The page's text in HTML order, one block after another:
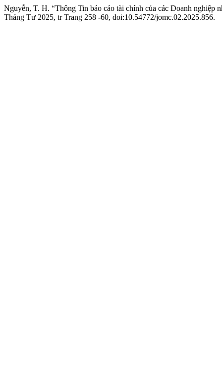
Nguyễn, T. H. “Thông Tin báo cáo tài chính của các Doanh nghiệp
Tháng Tư 2025, tr Trang 258 -60, doi:10.54772/jomc.02.2025.856.